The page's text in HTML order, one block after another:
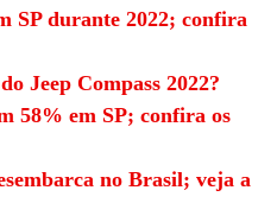
SP durante 2022; confira
Jeep Compass 2022?
58% em SP; confira os
no Brasil; veja a